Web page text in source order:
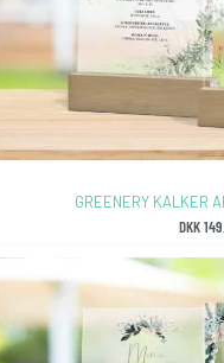
GREENERY KALKER
DKK